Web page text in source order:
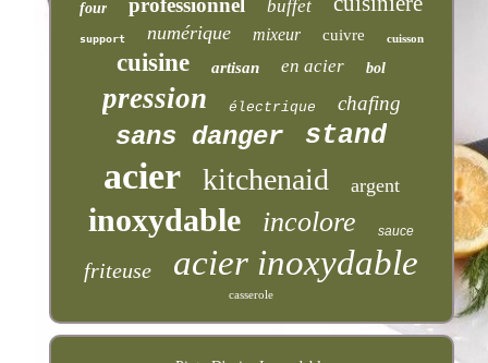
four professionnel buffet
support numérique mixeur cuivre cuisson
cuisine artisan en acier bol
pression électrique chafing
sans danger stand
acier kitchenaid argent
inoxydable incolore sauce
friteuse acier inoxydable
casserole